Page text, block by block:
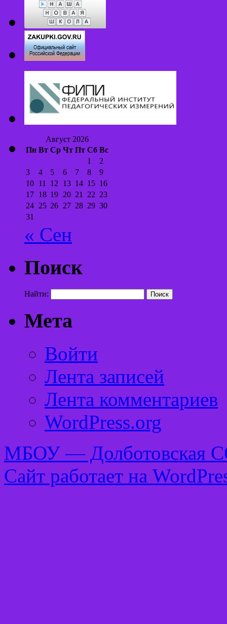
Август 2026
Пн Вт Ср Чт Пт Сб Вс
1
2
3
4 5 6 7 8
9
10 11 12 13 14 15 16
17 18 19 20 21 22 23
24 25 26 27 28 29 30
31
« Сен
Поиск
Найти:
Мета
Войти
Лента записей
Лента комментариев
WordPress.org
МБОУ — Долботовская
Сайт работает на